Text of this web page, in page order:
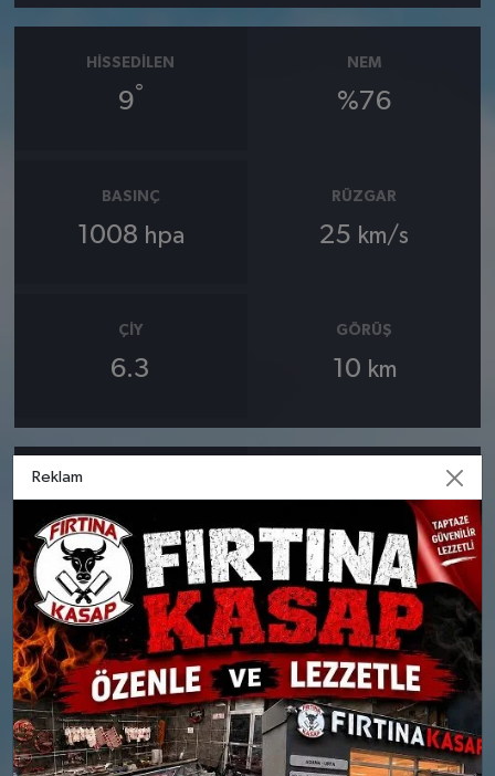
HISSEDILEN
9°
NEM
%76
BASINÇ
1008 hpa
RÜZGAR
25 km/s
ÇIY
6.3
GÖRÜŞ
10 km
11 °
Bölgesel düzensiz yağmur
yağışlı
Nem: %78
Rüzgar: 21 km/h
Yağış Olasılığı: %86
12°
Çok bulutlu
Nem: %74
Rüzgar: 26 km/h
Reklam